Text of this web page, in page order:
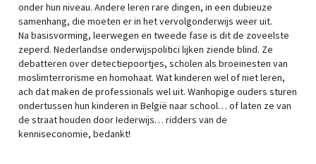
onder hun niveau. Andere leren rare dingen, in een dubieuze
samenhang, die moeten er in het vervolgonderwijs weer uit.
Na basisvorming, leerwegen en tweede fase is dit de zoveelste
zeperd. Nederlandse onderwijspolitici lijken ziende blind. Ze
debatteren over detectiepoortjes, scholen als broeinesten van
moslimterrorisme en homohaat. Wat kinderen wel of niet leren,
ach dat maken de professionals wel uit. Wanhopige ouders sturen
ondertussen hun kinderen in België naar school… of laten ze van
de straat houden door Iederwijs… ridders van de
kenniseconomie, bedankt!